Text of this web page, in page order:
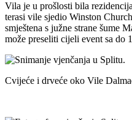
Vila je u prošlosti bila
terasi vile sjedio Winston
smještena s južne strane šume
može preseliti cijeli event sa do
Cvijeće i drveće oko Vile